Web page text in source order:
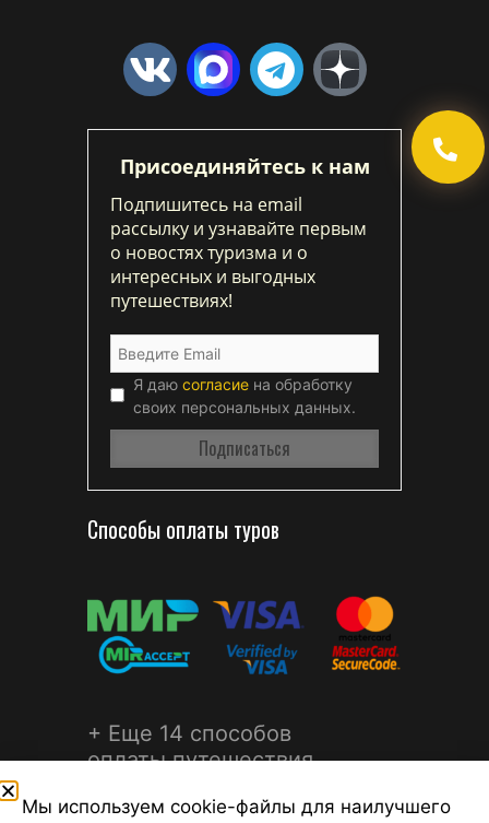
Присоединяйтесь к нам
Подпишитесь на email
рассылку и узнавайте первым
о новостях туризма и о
интересных и выгодных
путешествиях!
Я даю согласие на обработку
своих персональных данных.
Способы оплаты туров
+ Еще 14 способов
оплаты путешествия
Мы используем cookie-файлы для наилучшего